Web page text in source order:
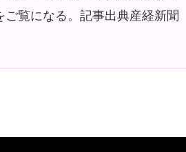
覧になる。記事出典産経新聞